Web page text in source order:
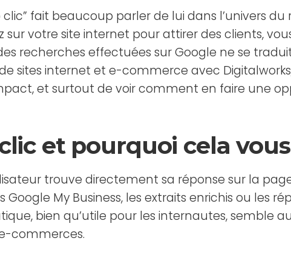
fait beaucoup parler de lui dans l’univers du
sur votre site internet pour attirer des clients,
recherches effectuées sur Google ne se
sites internet et e-commerce avec
et surtout de voir comment en faire une
et pourquoi cela
trouve directement sa réponse sur la
Google My Business, les extraits enrichis ou les
bien qu’utile pour les internautes, semble
commerces.